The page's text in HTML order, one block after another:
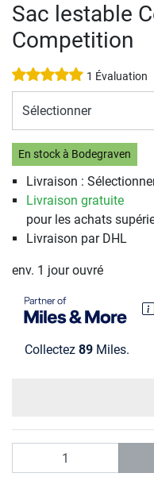
Sac lestable
Competition
1 Évaluation
Sélectionner
En stock à Bodegraven
Livraison :
Livraison gratuite
pour les achats
Livraison par DHL
env. 1 jour ouvré
Collectez 89 Miles.